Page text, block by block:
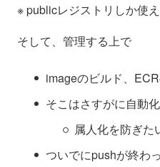
※ publicレジストリしか使え
そして、管理する上で
imageのビルド、
そこはさすがに自動
属人化を防ぎた
ついでにpushが終わ